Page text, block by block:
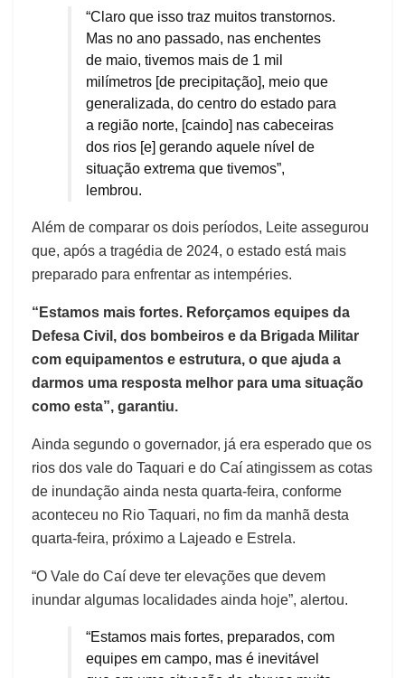
“Claro que isso traz muitos transtornos.
Mas no ano passado, nas enchentes
de maio, tivemos mais de 1 mil
milímetros [de precipitação], meio que
generalizada, do centro do estado para
a região norte, [caindo] nas cabeceiras
dos rios [e] gerando aquele nível de
situação extrema que tivemos”,
lembrou.
Além de comparar os dois períodos, Leite assegurou
que, após a tragédia de 2024, o estado está mais
preparado para enfrentar as intempéries.
“Estamos mais fortes. Reforçamos equipes da
Defesa Civil, dos bombeiros e da Brigada Militar
com equipamentos e estrutura, o que ajuda a
darmos uma resposta melhor para uma situação
como esta”, garantiu.
Ainda segundo o governador, já era esperado que os
rios dos vale do Taquari e do Caí atingissem as cotas
de inundação ainda nesta quarta-feira, conforme
aconteceu no Rio Taquari, no fim da manhã desta
quarta-feira, próximo a Lajeado e Estrela.
“O Vale do Caí deve ter elevações que devem
inundar algumas localidades ainda hoje”, alertou.
“Estamos mais fortes, preparados, com
equipes em campo, mas é inevitável